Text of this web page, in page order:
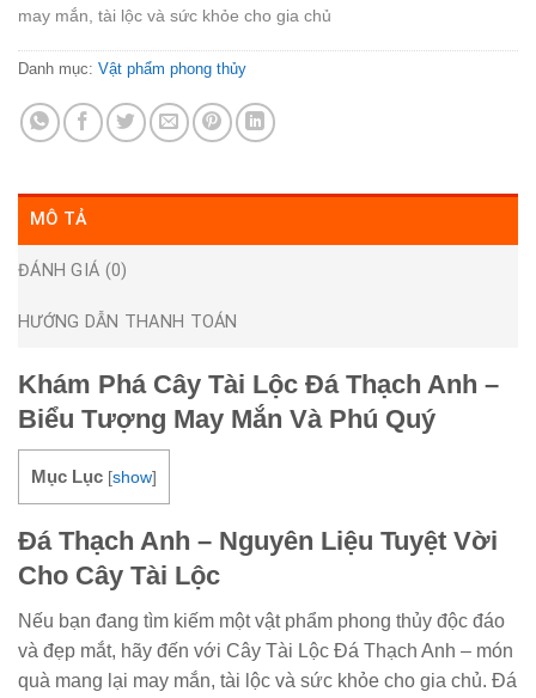
may mắn, tài lộc và sức khỏe cho gia chủ
Danh mục: Vật phẩm phong thủy
MÔ TẢ
ĐÁNH GIÁ (0)
HƯỚNG DẪN THANH TOÁN
Khám Phá Cây Tài Lộc Đá Thạch Anh –
Biểu Tượng May Mắn Và Phú Quý
Mục Lục [show]
Đá Thạch Anh – Nguyên Liệu Tuyệt Vời
Cho Cây Tài Lộc
Nếu bạn đang tìm kiếm một vật phẩm phong thủy độc đáo
và đẹp mắt, hãy đến với Cây Tài Lộc Đá Thạch Anh – món
quà mang lại may mắn, tài lộc và sức khỏe cho gia chủ. Đá